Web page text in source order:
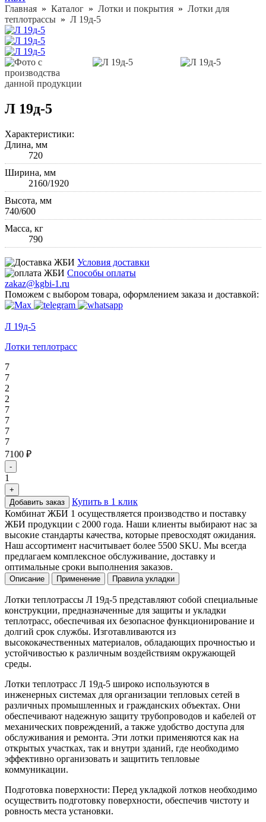
Главная » Каталог » Лотки и покрытия » Лотки для
теплотрассы » Л 19д-5
Л 19д-5
Характеристики:
Длина, мм
720
Ширина, мм
2160/1920
Высота, мм
740/600
Масса, кг
790
Условия доставки
Способы оплаты
zakaz@kgbi-1.ru
Поможем с выбором товара, оформлением заказа и доставкой:
Л 19д-5
Лотки теплотрасс
7
7
2
2
7
7
7
7
7100 ₽
-
1
+
Добавить заказ
Купить в 1 клик
Комбинат ЖБИ 1 осуществляется производство и поставку
ЖБИ продукции с 2000 года. Наши клиенты выбирают нас за
высокие стандарты качества, которые превосходят ожидания.
Наш ассортимент насчитывает более 5500 SKU. Мы всегда
предлагаем комплексное обслуживание, доставку и
оптимальные сроки выполнения заказов.
Описание Применение Правила укладки
Лотки теплотрассы Л 19д-5 представляют собой специальные
конструкции, предназначенные для защиты и укладки
теплотрасс, обеспечивая их безопасное функционирование и
долгий срок службы. Изготавливаются из
высококачественных материалов, обладающих прочностью и
устойчивостью к различным воздействиям окружающей
среды.
Лотки теплотрасс Л 19д-5 широко используются в
инженерных системах для организации тепловых сетей в
различных промышленных и гражданских объектах. Они
обеспечивают надежную защиту трубопроводов и кабелей от
механических повреждений, а также удобство доступа для
обслуживания и ремонта. Эти лотки применяются как на
открытых участках, так и внутри зданий, где необходимо
эффективно организовать и защитить тепловые
коммуникации.
Подготовка поверхности: Перед укладкой лотков необходимо
осуществить подготовку поверхности, обеспечив чистоту и
ровность места установки.